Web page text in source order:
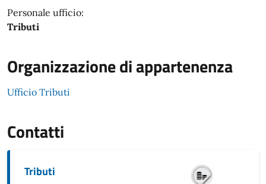
Personale ufficio:
Tributi
Organizzazione di appartenenza
Ufficio Tributi
Contatti
Tributi